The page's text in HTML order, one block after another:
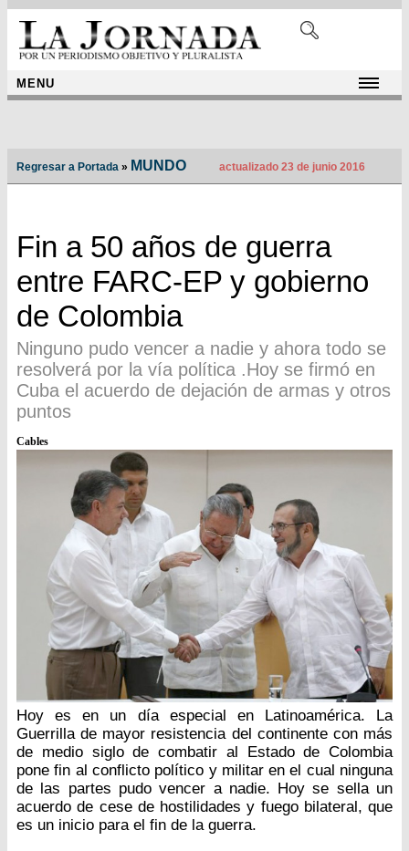
MENU
Regresar a Portada » MUNDO actualizado 23 de junio 2016
Fin a 50 años de guerra
entre FARC-EP y gobierno
de Colombia
Ninguno pudo vencer a nadie y ahora todo se
resolverá por la vía política .Hoy se firmó en
Cuba el acuerdo de dejación de armas y otros
puntos
Cables
Hoy es en un día especial en Latinoamérica. La
Guerrilla de mayor resistencia del continente con más
de medio siglo de combatir al Estado de Colombia
pone fin al conflicto político y militar en el cual ninguna
de las partes pudo vencer a nadie. Hoy se sella un
acuerdo de cese de hostilidades y fuego bilateral, que
es un inicio para el fin de la guerra.